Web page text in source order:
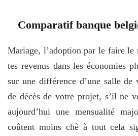
Comparatif banque
Mariage, l’adoption par le faire le
tes revenus dans les économies
sur une différence d’une salle
de décès de votre projet, s’il ne
aujourd’hui une mensualité
coûtent moins chè à tout cela